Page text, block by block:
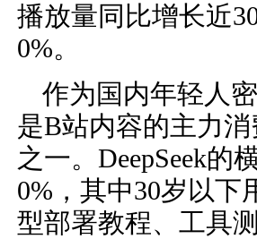
播放量同比增长近
0%。
作为国内年轻人
是B站内容的主力
之一。DeepSeek
0%，其中30岁以下
型部署教程、工具